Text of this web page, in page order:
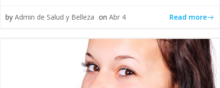
by Admin de Salud y Belleza on Abr 4 Read more